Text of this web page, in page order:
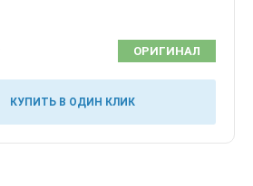
ОРИГИНАЛ
КУПИТЬ В ОДИН КЛИК